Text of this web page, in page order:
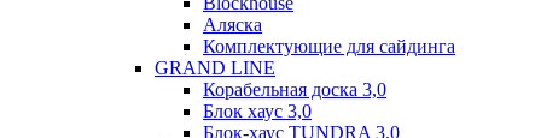
Аляска
Комплектующие для сайдинга
GRAND LINE
Корабельная доска 3,0
Блок хаус 3,0
Блок-хаус TUNDRA 3,0